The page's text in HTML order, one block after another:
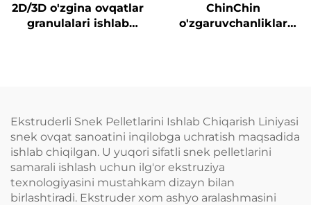
2D/3D o'zgina ovqatlar
granulalari ishlab
ChinChin
o'zgaruvchanliklar
Ekstruderli Snek Pelletlarini Ishlab Chiqarish Liniyasi
snek ovqat sanoatini inqilobga uchratish maqsadida
ishlab chiqilgan. U yuqori sifatli snek pelletlarini
samarali ishlash uchun ilg'or ekstruziya
texnologiyasini mustahkam dizayn bilan
birlashtiradi. Ekstruder xom ashyo aralashmasini